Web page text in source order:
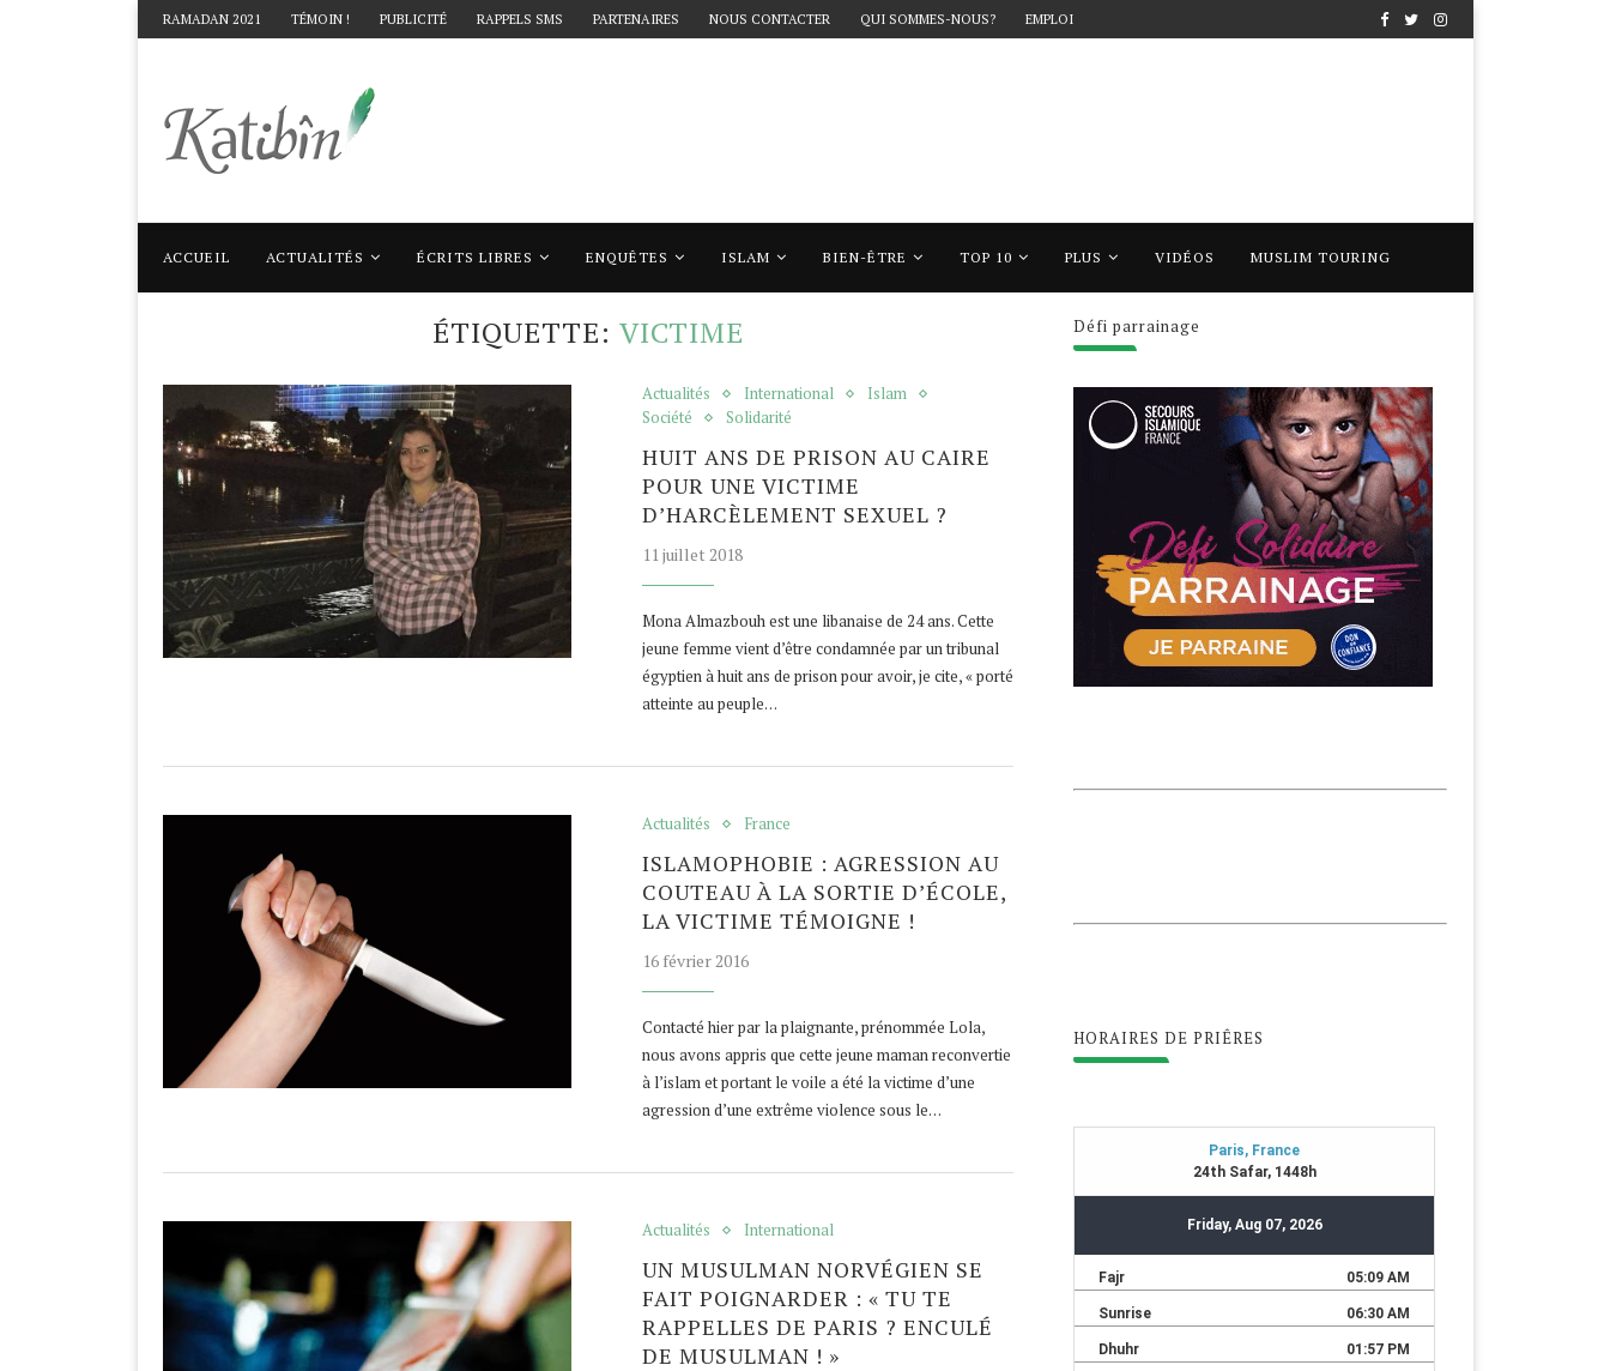
RAMADAN 2021 TÉMOIN ! PUBLICITÉ RAPPELS SMS PARTENAIRES NOUS CONTACTER QUI SOMMES-NOUS? EMPLOI
ACCUEIL ACTUALITÉS ÉCRITS LIBRES ENQUÊTES ISLAM BIEN-ÊTRE TOP 10 PLUS VIDÉOS MUSLIM TOURING
Accueil Mots clés Articles taggés avec "victime"
ÉTIQUETTE:VICTIME
Actualités International
Islam
Société
Solidarité
HUIT ANS DE PRISON AU CAIRE
POUR UNE VICTIME
D’HARCÈLEMENT SEXUEL ?
11 juillet 2018
Mona Almazbouh est une libanaise de 24 ans. Cette
jeune femme vient d’être condamnée par un tribunal
égyptien à huit ans de prison pour avoir, je cite, « porté
atteinte au peuple…
Actualités France
ISLAMOPHOBIE : AGRESSION AU
COUTEAU À LA SORTIE D’ÉCOLE,
LA VICTIME TÉMOIGNE !
16 février 2016
Contacté hier par la plaignante, prénommée Lola,
nous avons appris que cette jeune maman reconvertie
à l’islam et portant le voile a été la victime d’une
agression d’une extrême violence sous le…
Actualités International
UN MUSULMAN NORVÉGIEN SE
FAIT POIGNARDER : « TU TE
RAPPELLES DE PARIS ? ENCULÉ
DE MUSULMAN ! »
Défi parrainage
HORAIRES DE PRIÊRES